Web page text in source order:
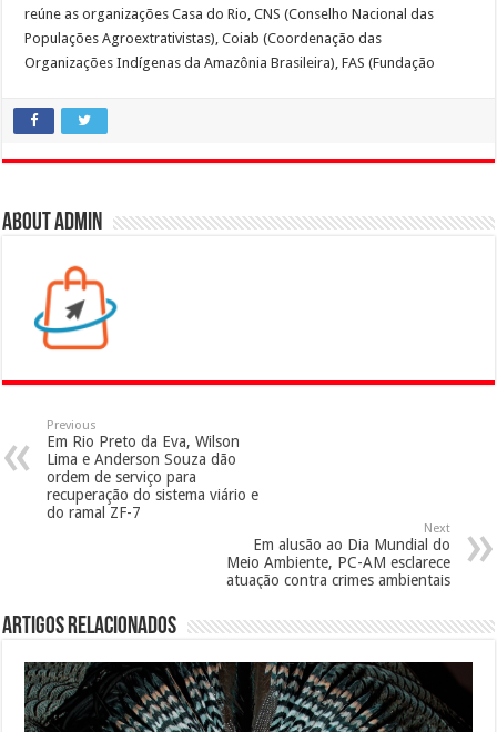
reúne as organizações Casa do Rio, CNS (Conselho Nacional das
Populações Agroextrativistas), Coiab (Coordenação das
Organizações Indígenas da Amazônia Brasileira), FAS (Fundação
About admin
Previous
Em Rio Preto da Eva, Wilson
Lima e Anderson Souza dão
ordem de serviço para
recuperação do sistema viário e
do ramal ZF-7
Next
Em alusão ao Dia Mundial do
Meio Ambiente, PC-AM esclarece
atuação contra crimes ambientais
Artigos Relacionados